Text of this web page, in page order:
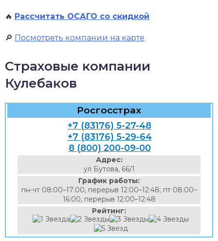
🔥 Рассчитать ОСАГО со скидкой
🔎 Посмотреть компании на карте
Страховые компании
Кулебаков
Росгосстрах
+7 (83176) 5-27-48
+7 (83176) 5-29-64
8 (800) 200-09-00
Адрес:
ул Бутова, 66/1
График работы:
пн-чт 08:00–17:00, перерыв 12:00–12:48; пт 08:00–
16:00, перерыв 12:00–12:48
Рейтинг: